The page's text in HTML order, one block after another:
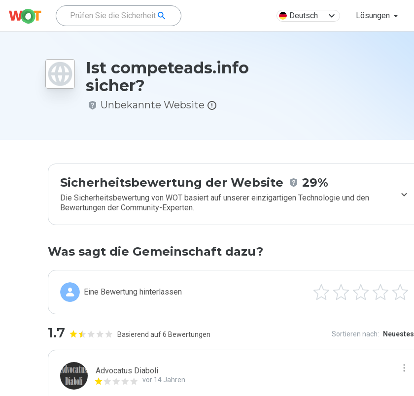
Deutsch Lösungen
Ist competeads.info
sicher?
Unbekannte Website
Sicherheitsbewertung der Website 29%
Die Sicherheitsbewertung von WOT basiert auf unserer einzigartigen Technologie und den
Bewertungen der Community-Experten.
Was sagt die Gemeinschaft dazu?
Eine Bewertung hinterlassen
1.7 Basierend auf 6 Bewertungen Sortieren nach: Neuestes
Advocatus Diaboli
vor 14 Jahren